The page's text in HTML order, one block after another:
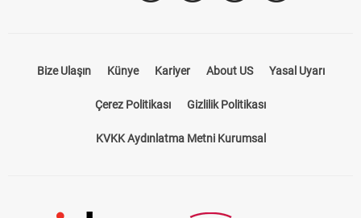
Bize Ulaşın Künye Kariyer About US Yasal Uyarı
Çerez Politikası Gizlilik Politikası
KVKK Aydınlatma Metni Kurumsal